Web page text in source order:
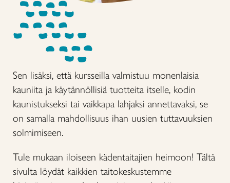
Sen lisäksi, että kursseilla valmistuu monenlaisia
kauniita ja käytännöllisiä tuotteita itselle, kodin
kaunistukseksi tai vaikkapa lahjaksi annettavaksi, se
on samalla mahdollisuus ihan uusien tuttavuuksien
solmimiseen.
Tule mukaan iloiseen kädentaitajien heimoon! Tältä
sivulta löydät kaikkien taitokeskustemme